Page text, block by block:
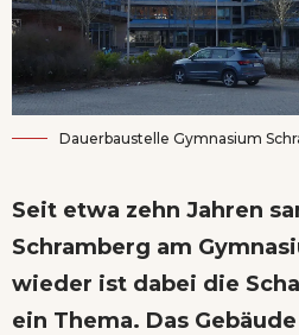
Dauerbaustelle Gymnasium
Seit etwa zehn Jahren
Schramberg am
wieder ist dabei die
ein Thema. Das